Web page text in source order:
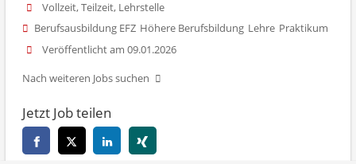
Vollzeit, Teilzeit, Lehrstelle
Berufsausbildung EFZ Höhere Berufsbildung Lehre Praktikum
Veröffentlicht am 09.01.2026
Nach weiteren Jobs suchen
Jetzt Job teilen